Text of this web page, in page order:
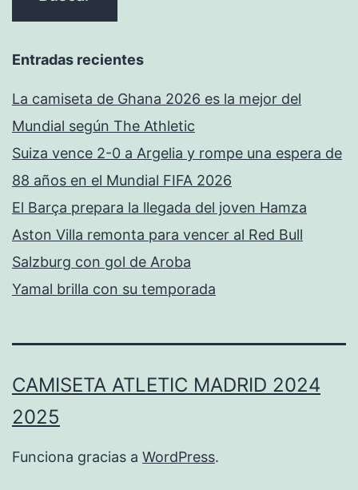
Entradas recientes
La camiseta de Ghana 2026 es la mejor del
Mundial según The Athletic
Suiza vence 2-0 a Argelia y rompe una espera de
88 años en el Mundial FIFA 2026
El Barça prepara la llegada del joven Hamza
Aston Villa remonta para vencer al Red Bull
Salzburg con gol de Aroba
Yamal brilla con su temporada
CAMISETA ATLETIC MADRID 2024
2025
Funciona gracias a WordPress.